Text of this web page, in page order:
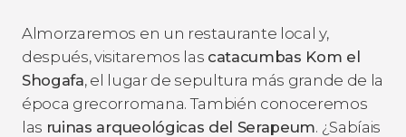
Almorzaremos en un restaurante local y,
después, visitaremos las catacumbas Kom el
Shogafa, el lugar de sepultura más grande de la
época grecorromana. También conoceremos
las ruinas arqueológicas del Serapeum. ¿Sabíais